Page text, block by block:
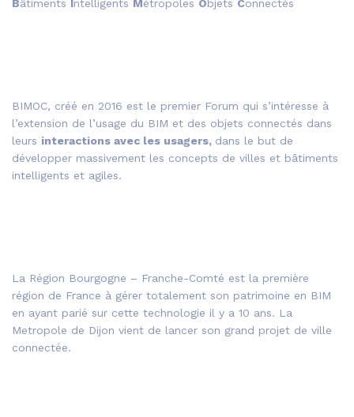
Bâtiments Intelligents Métropoles Objets Connectés
BIMOC, créé en 2016 est le premier Forum qui s’intéresse à
l’extension de l’usage du BIM et des objets connectés dans
leurs interactions avec les usagers, dans le but de
développer massivement les concepts de villes et bâtiments
intelligents et agiles.
La Région Bourgogne – Franche-Comté est la première
région de France à gérer totalement son patrimoine en BIM
en ayant parié sur cette technologie il y a 10 ans. La
Metropole de Dijon vient de lancer son grand projet de ville
connectée.